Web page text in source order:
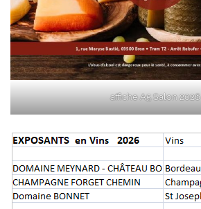
affiche A5 Salon 2026